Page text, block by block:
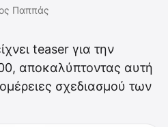
Παππάς
teaser για την
αποκαλύπτοντας αυτή
σχεδιασμού των